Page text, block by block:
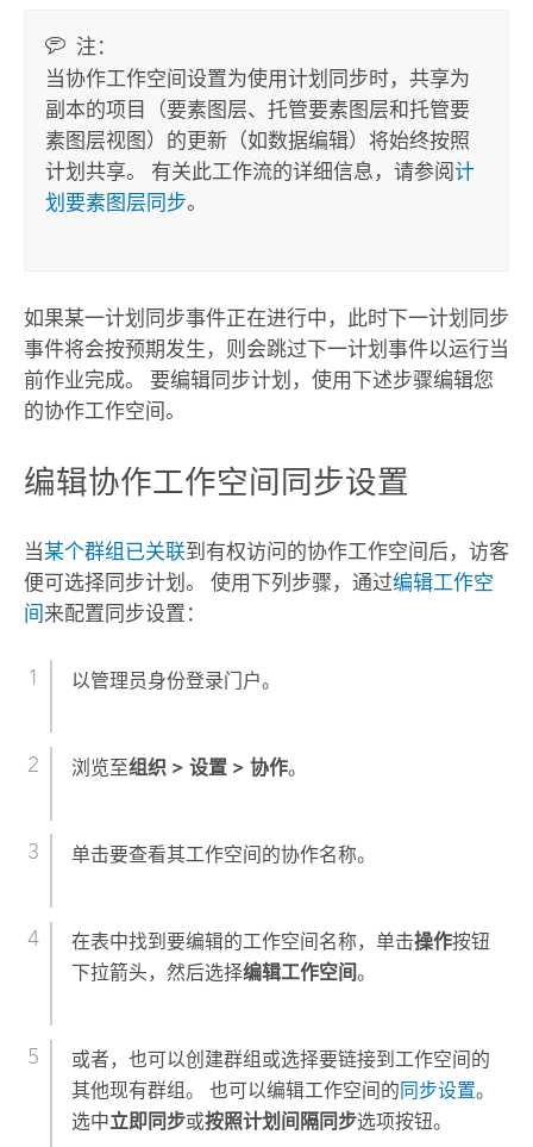
注：
当协作工作空间设置为使用计划同步时，共享为
副本的项目（要素图层、托管要素图层和托管要
素图层视图）的更新（如数据编辑）将始终按照
计划共享。 有关此工作流的详细信息，请参阅计
划要素图层同步。
如果某一计划同步事件正在进行中，此时下一计划同步
事件将会按预期发生，则会跳过下一计划事件以运行当
前作业完成。 要编辑同步计划，使用下述步骤编辑您
的协作工作空间。
编辑协作工作空间同步设置
当某个群组已关联到有权访问的协作工作空间后，访客
便可选择同步计划。 使用下列步骤，通过编辑工作空
间 来配置同步设置：
以管理员身份登录门户。
浏览至组织 > 设置 > 协作。
单击要查看其工作空间的协作名称。
在表中找到要编辑的工作空间名称，单击操作按钮
下拉箭头，然后选择编辑工作空间。
或者，也可以创建群组或选择要链接到工作空间的
其他现有群组。 也可以编辑工作空间的 同步设置。
选中立即同步或按照计划间隔同步选项按钮。